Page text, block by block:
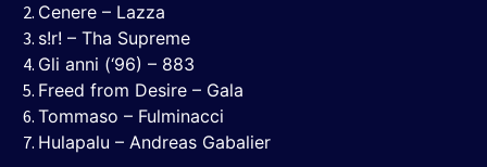
Cenere – Lazza
s!r! – Tha Supreme
Gli anni (‘96) – 883
Freed from Desire – Gala
Tommaso – Fulminacci
Hulapalu – Andreas Gabalier